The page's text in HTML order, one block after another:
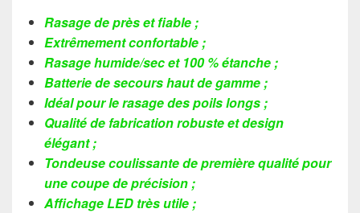
Rasage de près et fiable ;
Extrêmement confortable ;
Rasage humide/sec et 100 % étanche ;
Batterie de secours haut de gamme ;
Idéal pour le rasage des poils longs ;
Qualité de fabrication robuste et design
élégant ;
Tondeuse coulissante de première qualité pour
une coupe de précision ;
Affichage LED très utile ;